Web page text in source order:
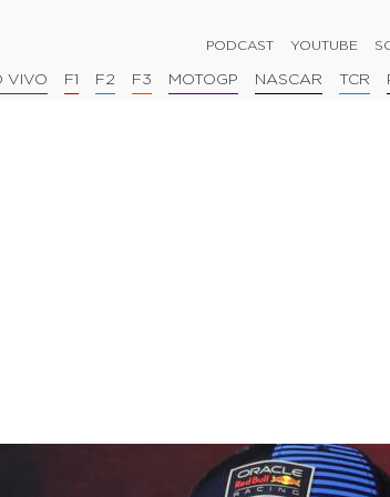
PODCAST YOUTUBE
VIVO F1 F2 F3 MOTOGP NASCAR TCR